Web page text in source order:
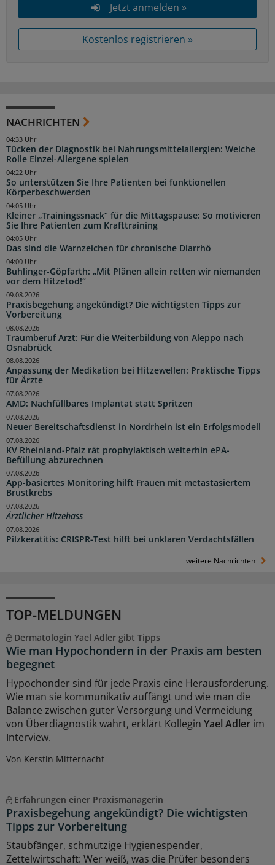
Jetzt anmelden »
Kostenlos registrieren »
NACHRICHTEN
Tücken der Diagnostik bei Nahrungsmittelallergien: Welche
Rolle Einzel-Allergene spielen
04:33 Uhr
So unterstützen Sie Ihre Patienten bei funktionellen
Körperbeschwerden
04:22 Uhr
Kleiner „Trainingssnack“ für die Mittagspause: So motivieren
Sie Ihre Patienten zum Krafttraining
04:05 Uhr
Das sind die Warnzeichen für chronische Diarrhö
04:05 Uhr
Buhlinger-Göpfarth: „Mit Plänen allein retten wir niemanden
vor dem Hitzetod!“
04:00 Uhr
Praxisbegehung angekündigt? Die wichtigsten Tipps zur
Vorbereitung
09.08.2026
Traumberuf Arzt: Für die Weiterbildung von Aleppo nach
Osnabrück
08.08.2026
Anpassung der Medikation bei Hitzewellen: Praktische Tipps
für Ärzte
08.08.2026
AMD: Nachfüllbares Implantat statt Spritzen
07.08.2026
Neuer Bereitschaftsdienst in Nordrhein ist ein Erfolgsmodell
07.08.2026
KV Rheinland-Pfalz rät prophylaktisch weiterhin ePA-
Befüllung abzurechnen
07.08.2026
App-basiertes Monitoring hilft Frauen mit metastasiertem
Brustkrebs
07.08.2026
Ärztlicher Hitzehass
07.08.2026
Pilzkeratitis: CRISPR-Test hilft bei unklaren Verdachtsfällen
07.08.2026
weitere Nachrichten
TOP-MELDUNGEN
Dermatologin Yael Adler gibt Tipps
Wie man Hypochondern in der Praxis am besten
begegnet
Hypochonder sind für jede Praxis eine Herausforderung.
Wie man sie kommunikativ auffängt und wie man die
Balance zwischen guter Versorgung und Vermeidung
von Überdiagnostik wahrt, erklärt Kollegin Yael Adler im
Interview.
Von Kerstin Mitternacht
Erfahrungen einer Praxismanagerin
Praxisbegehung angekündigt? Die wichtigsten
Tipps zur Vorbereitung
Staubfänger, schmutzige Hygienespender,
Zettelwirtschaft: Wer weiß, was die Prüfer besonders